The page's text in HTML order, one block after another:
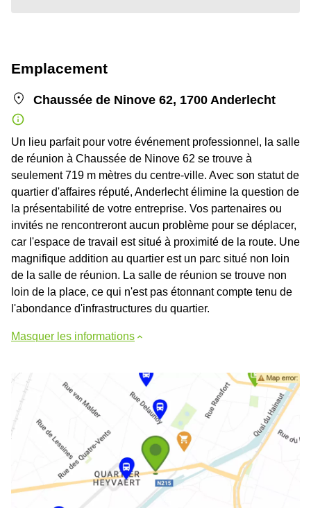
Emplacement
Chaussée de Ninove 62, 1700 Anderlecht
Un lieu parfait pour votre événement professionnel, la salle
de réunion à Chaussée de Ninove 62 se trouve à
seulement 719 m mètres du centre-ville. Avec son statut de
quartier d'affaires réputé, Anderlecht élimine la question de
la présentabilité de votre entreprise. Vos partenaires ou
invités ne rencontreront aucun problème pour se déplacer,
car l'espace de travail est situé à proximité de la route. Une
magnifique addition au quartier est un parc situé non loin
de la salle de réunion. La salle de réunion se trouve non
loin de la place, ce qui n'est pas étonnant compte tenu de
l'abondance d'infrastructures du quartier.
Masquer les informations